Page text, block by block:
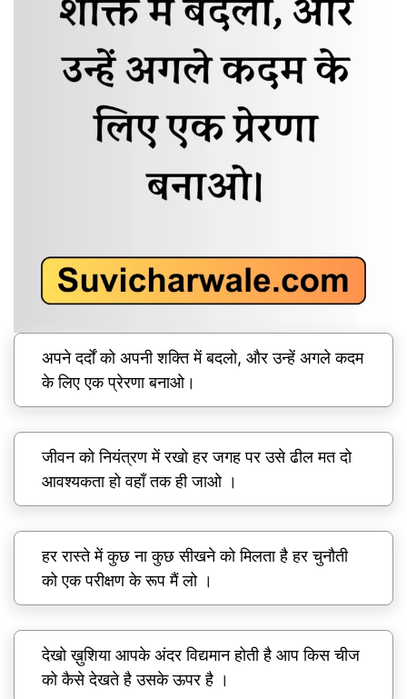
अपने दर्दों को अपनी शक्ति में बदलो, और उन्हें अगले कदम
के लिए एक प्रेरणा बनाओ।
जीवन को नियंत्रण में रखो हर जगह पर उसे ढील मत दो
आवश्यकता हो वहाँ तक ही जाओ ।
हर रास्ते में कुछ ना कुछ सीखने को मिलता है हर चुनौती
को एक परीक्षण के रूप मैं लो ।
देखो ख़ुशिया आपके अंदर विद्यमान होती है आप किस चीज
को कैसे देखते है उसके ऊपर है ।